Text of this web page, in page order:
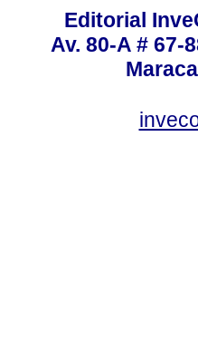
Editorial
Av. 80-A # 67-